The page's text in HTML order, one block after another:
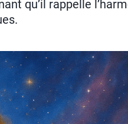
qu’il rappelle